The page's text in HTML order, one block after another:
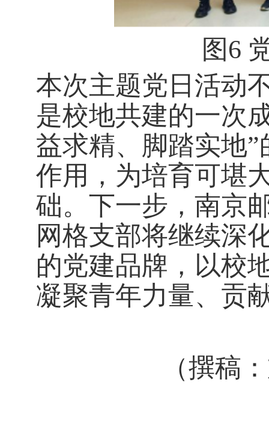
图 6
本次主题党日活动
是校地共建的一次
益求精、脚踏实地
作用，为培育可堪
础。 下一步 ，南京
网格支部将继续深
的党建品牌， 以校
凝聚青年力量、贡
（撰稿